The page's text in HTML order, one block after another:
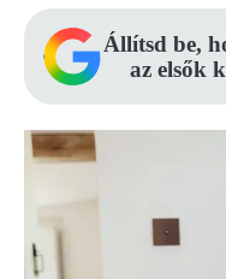
Állítsd be,
az elsők